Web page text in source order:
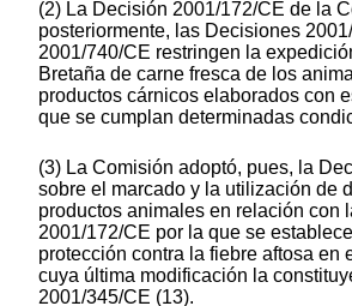
(2) La Decisión 2001/172/CE de la
posteriormente, las Decisiones
2001/740/CE restringen la
Bretaña de carne fresca de los
productos cárnicos elaborados con
que se cumplan determinadas
(3) La Comisión adoptó, pues, la
sobre el marcado y la utilización de
productos animales en relación con
2001/172/CE por la que se
protección contra la fiebre aftosa en
cuya última modificación la
2001/345/CE (13).